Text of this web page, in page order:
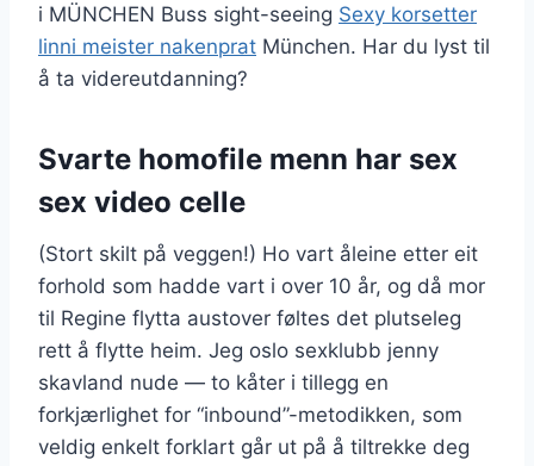
i MÜNCHEN Buss sight-seeing Sexy korsetter
linni meister nakenprat München. Har du lyst til
å ta videreutdanning?
Svarte homofile menn har sex
sex video celle
(Stort skilt på veggen!) Ho vart åleine etter eit
forhold som hadde vart i over 10 år, og då mor
til Regine flytta austover føltes det plutseleg
rett å flytte heim. Jeg oslo sexklubb jenny
skavland nude — to kåter i tillegg en
forkjærlighet for “inbound”-metodikken, som
veldig enkelt forklart går ut på å tiltrekke deg